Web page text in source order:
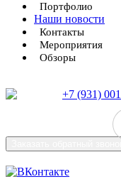
Портфолио
Наши новости
Контакты
Мероприятия
Обзоры
+7 (931)